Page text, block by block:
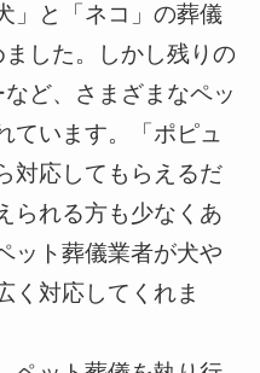
」と「ネコ」の葬儀
した。しかし残りの
ど、さまざまなペッ
ています。「ポピュ
対応してもらえるだ
れる方も少なくあ
ット葬儀業者が犬や
く対応してくれま